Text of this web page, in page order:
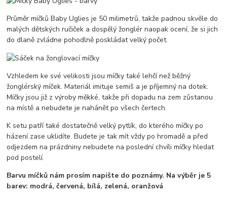
Průměr míčků Baby Uglies je 50 milimetrů, takže padnou skvěle do
malých dětských ručiček a dospělý žonglér naopak ocení, že si jich
do dlaně zvládne pohodlně poskládat velký počet.
Vzhledem ke své velikosti jsou míčky také lehčí než běžný
žonglérský míček. Materiál imituje semiš a je příjemný na dotek.
Míčky jsou již z výroby měkké, takže při dopadu na zem zůstanou
na místě a nebudete je nahánět po všech čertech.
K setu patří také dostatečně velký pytlík, do kterého míčky po
házení zase uklidíte. Budete je tak mít vždy po hromadě a před
odjezdem na prázdniny nebudete na poslední chvíli míčky hledat
pod postelí.
Barvu míčků nám prosím napište do poznámy. Na výběr je 5
barev: modrá, červená, bílá, zelená, oranžová